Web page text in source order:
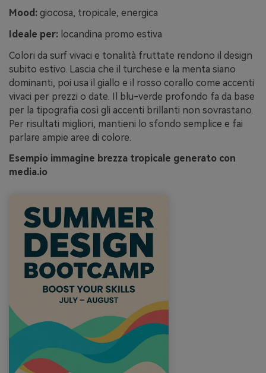
Mood: giocosa, tropicale, energica
Ideale per: locandina promo estiva
Colori da surf vivaci e tonalità fruttate rendono il design
subito estivo. Lascia che il turchese e la menta siano
dominanti, poi usa il giallo e il rosso corallo come accenti
vivaci per prezzi o date. Il blu-verde profondo fa da base
per la tipografia così gli accenti brillanti non sovrastano.
Per risultati migliori, mantieni lo sfondo semplice e fai
parlare ampie aree di colore.
Esempio immagine brezza tropicale generato con
media.io